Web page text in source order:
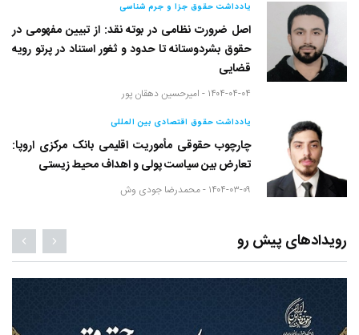
یادداشت حقوق جزا و جرم شناسی
اصل ضرورت نظامی در بوته نقد: از تبیین مفهومی در
حقوق بشردوستانه تا حدود و ثغور استناد در پرتو رویه
قضایی
۱۴۰۴-۰۴-۰۴ - امیرحسین دهقان پور
یادداشت حقوق اقتصادی بین المللی
چارچوب حقوقی مأموریت اقلیمی بانک مرکزی اروپا:
تعارض بین سیاست پولی و اهداف محیط زیستی
۱۴۰۴-۰۳-۰۹ - محمدرضا جودی وش
رویدادهای پیش رو